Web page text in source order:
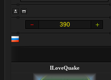
390
ILoveQuake